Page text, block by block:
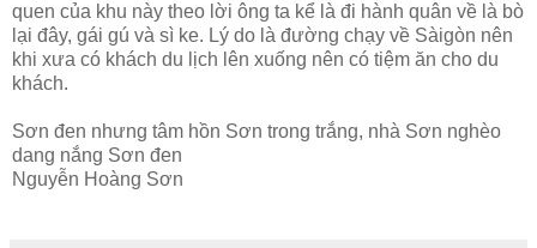
quen của khu này theo lời ông ta kể là đi hành quân về là bò
lại đây, gái gú và sì ke. Lý do là đường chạy về Sàigòn nên
khi xưa có khách du lịch lên xuống nên có tiệm ăn cho du
khách.
Sơn đen nhưng tâm hồn Sơn trong trắng, nhà Sơn nghèo
dang nắng Sơn đen
Nguyễn Hoàng Sơn